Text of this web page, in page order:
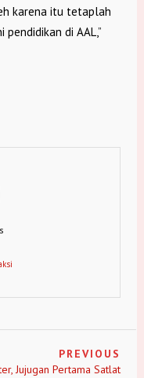
karena itu tetaplah
di AAL,”
PREVIOUS
Jujugan Pertama Satlat